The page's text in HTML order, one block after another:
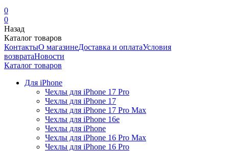
0
0
Назад
Каталог товаров
КонтактыО магазинеДоставка и оплатаУсловия
возвратаНовости
Каталог товаров
Для iPhone
Чехлы для iPhone 17 Pro
Чехлы для iPhone 17
Чехлы для iPhone 17 Pro Max
Чехлы для iPhone 16e
Чехлы для iPhone
Чехлы для iPhone 16 Pro Max
Чехлы для iPhone 16 Pro